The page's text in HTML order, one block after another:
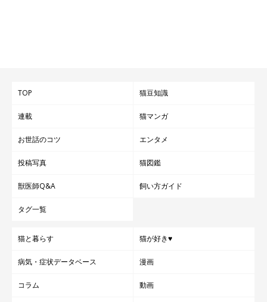
TOP 猫豆知識
連載 猫マンガ
お世話のコツ エンタメ
投稿写真 猫図鑑
獣医師Q&A 飼い方ガイド
タグ一覧
猫と暮らす 猫が好き♥
病気・症状データベース 漫画
コラム 動画